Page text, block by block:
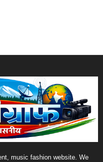
music fashion website. We